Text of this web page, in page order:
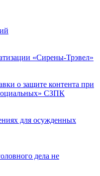
«Сирены-Трэвел»
о защите контента при
СЗПК
для осужденных
дела не